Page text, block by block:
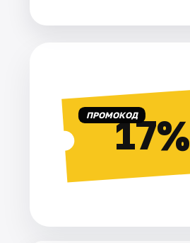
ПРОМОКОД17%